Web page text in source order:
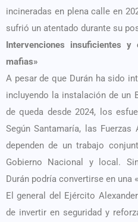
incineradas en plena calle en
sufrió un atentado durante su
Intervenciones insuficientes
mafias»
A pesar de que Durán ha sido
incluyendo la instalación de un
de queda desde 2024, los
Según Santamaría, las
dependen de un trabajo
Gobierno Nacional y local.
Durán podría convertirse en una
El general del Ejército
de invertir en seguridad y